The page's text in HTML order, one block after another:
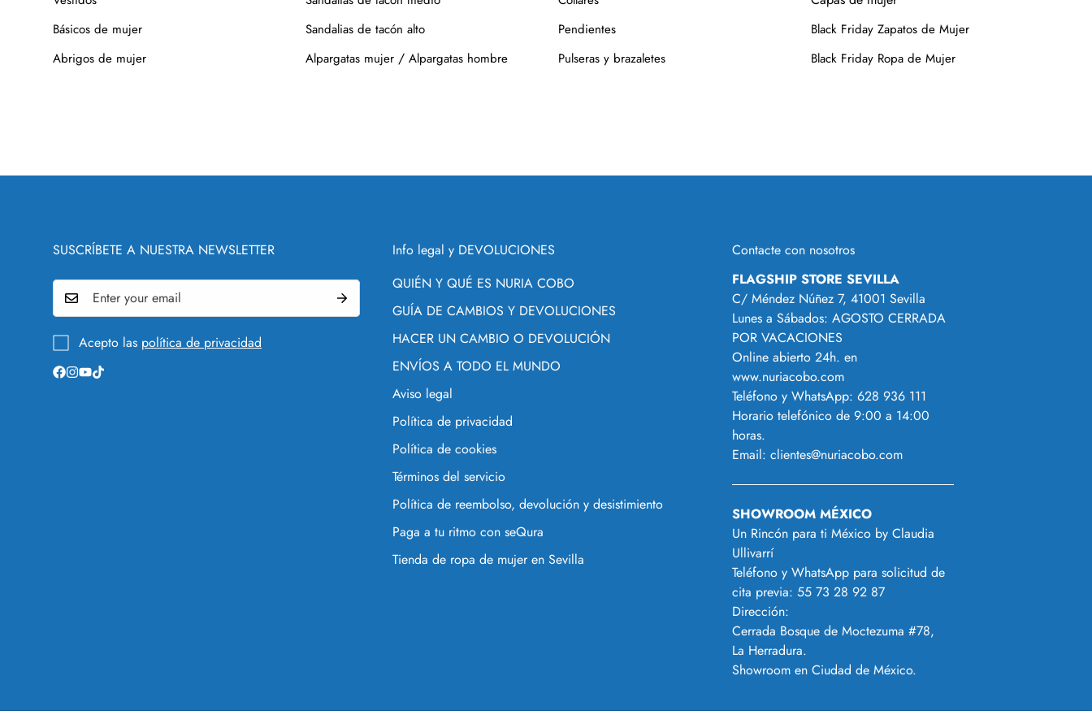
Básicos de mujer
Abrigos de mujer
Sandalias de tacón alto
Alpargatas mujer / Alpargatas hombre
Pendientes
Pulseras y brazaletes
Black Friday Zapatos de Mujer
Black Friday Ropa de Mujer
SUSCRÍBETE A NUESTRA NEWSLETTER
Acepto las política de privacidad
Info legal y DEVOLUCIONES
QUIÉN Y QUÉ ES NURIA COBO
GUÍA DE CAMBIOS Y DEVOLUCIONES
HACER UN CAMBIO O DEVOLUCIÓN
ENVÍOS A TODO EL MUNDO
Aviso legal
Política de privacidad
Política de cookies
Términos del servicio
Política de reembolso, devolución y desistimiento
Paga a tu ritmo con seQura
Tienda de ropa de mujer en Sevilla
Contacte con nosotros
FLAGSHIP STORE SEVILLA
C/ Méndez Núñez 7, 41001 Sevilla
Lunes a Sábados: AGOSTO CERRADA
POR VACACIONES
Online abierto 24h. en
www.nuriacobo.com
Teléfono y WhatsApp: 628 936 111
Horario telefónico de 9:00 a 14:00
horas.
Email: clientes@nuriacobo.com
SHOWROOM MÉXICO
Un Rincón para ti México by Claudia
Ullivarrí
Teléfono y WhatsApp para solicitud de
cita previa: 55 73 28 92 87
Dirección:
Cerrada Bosque de Moctezuma #78,
La Herradura.
Showroom en Ciudad de México.